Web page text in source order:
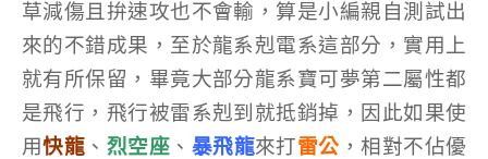
草減傷且拚速攻也不會輸，算是小編親自測試出
來的不錯成果，至於龍系剋電系這部分，實用上
就有所保留，畢竟大部分龍系寶可夢第二屬性都
是飛行，飛行被雷系剋到就抵銷掉，因此如果使
用快龍 、 烈空座 、 暴飛龍來打雷公 ，相對不佔優